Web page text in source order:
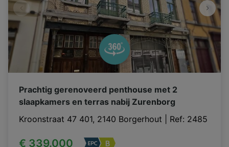
Prachtig gerenoveerd penthouse met 2
slaapkamers en terras nabij Zurenborg
Kroonstraat 47 401, 2140 Borgerhout
Ref: 2485
€ 339.000